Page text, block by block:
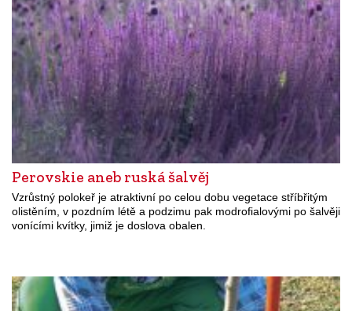
Perovskie aneb ruská šalvěj
Vzrůstný polokeř je atraktivní po celou dobu vegetace stříbřitým
olistěním, v pozdním létě a podzimu pak modrofialovými po šalvěji
vonícími kvítky, jimiž je doslova obalen.